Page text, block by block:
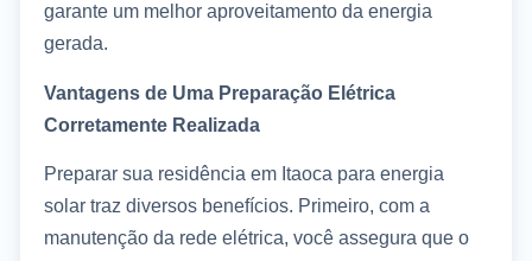
garante um melhor aproveitamento da energia
gerada.
Vantagens de Uma Preparação Elétrica
Corretamente Realizada
Preparar sua residência em Itaoca para energia
solar traz diversos benefícios. Primeiro, com a
manutenção da rede elétrica, você assegura que o